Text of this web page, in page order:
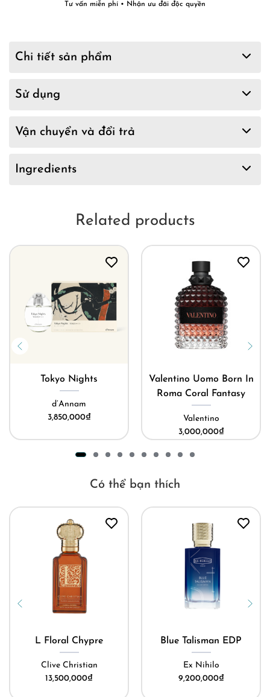
Tư vấn miễn phí • Nhận ưu đãi độc quyền
Chi tiết sản phẩm
Sử dụng
Vận chuyển và đổi trả
Ingredients
Related products
Tokyo Nights
d’Annam
3,850,000₫
Valentino Uomo Born In
Roma Coral Fantasy
Valentino
3,000,000₫
Có thể bạn thích
L Floral Chypre
Clive Christian
13,500,000₫
Blue Talisman EDP
Ex Nihilo
9,200,000₫